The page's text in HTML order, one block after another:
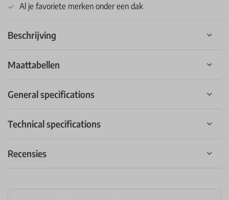
Al je favoriete merken onder een dak
Beschrijving
Maattabellen
General specifications
Technical specifications
Recensies